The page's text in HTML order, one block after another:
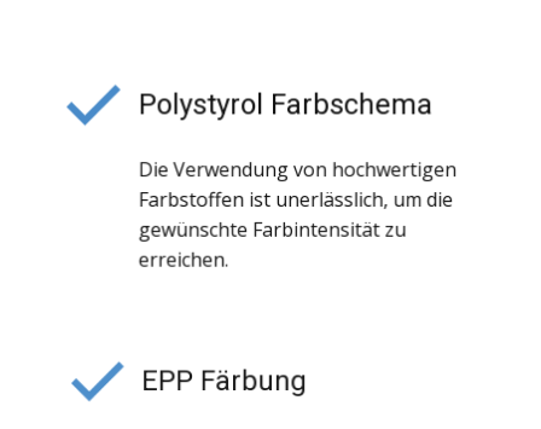
Polystyrol Farbschema
Die Verwendung von hochwertigen
Farbstoffen ist unerlässlich, um die
gewünschte Farbintensität zu
erreichen.
EPP Färbung